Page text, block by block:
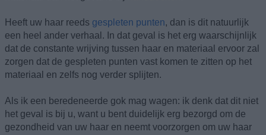
Heeft uw haar reeds gespleten punten, dan is dit natuurlijk
een heel ander verhaal. In dat geval is het erg waarschijnlijk
dat de constante wrijving tussen haar en materiaal ervoor zal
zorgen dat de gespleten punten vast komen te zitten op het
materiaal en zelfs nog verder splijten.
Als ik een beredeneerde gok mag wagen: ik denk dat dit niet
het geval is bij u, want u bent duidelijk erg bezorgd om de
gezondheid van uw haar en neemt voorzorgen om uw haar